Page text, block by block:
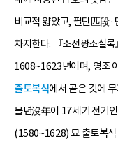
비교적 얇았고, 필단匹段
차지한다. 『조선왕조실
1608~1623년이며, 영조
출토복식에서 곧은 깃에
몰년沒年이 17세기 전기
(1580~1628) 묘 출토복식